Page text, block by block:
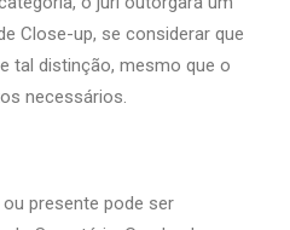
Close-up, se considerar que
tal distinção, mesmo que o
necessários.
presente pode ser